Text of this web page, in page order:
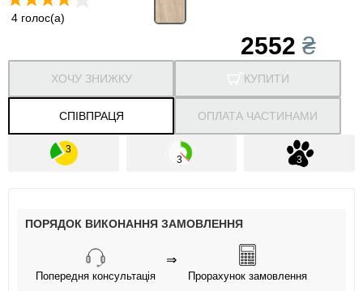
4 голос(а)
2552₴
КУПИТИ
СПІВПРАЦЯ
ХОЧУ ЗНИЖКУ
ОПЛАТА ЧАСТИНАМИ
ПОРЯДОК ВИКОНАННЯ ЗАМОВЛЕННЯ
Попередня консультація
⇒
Прорахунок замовлення